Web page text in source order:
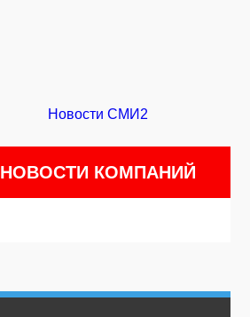
Новости СМИ2
НОВОСТИ КОМПАНИЙ